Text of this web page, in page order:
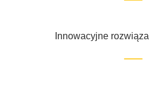
Innowacyjne